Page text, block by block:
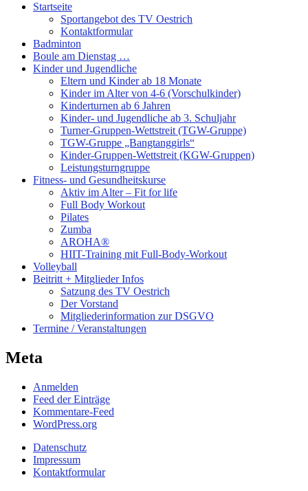
Startseite
Sportangebot des TV Oestrich
Kontaktformular
Badminton
Boule am Dienstag …
Kinder und Jugendliche
Eltern und Kinder ab 18 Monate
Kinder im Alter von 4-6 (Vorschulkinder)
Kinderturnen ab 6 Jahren
Kinder- und Jugendliche ab 3. Schuljahr
Turner-Gruppen-Wettstreit (TGW-Gruppe)
TGW-Gruppe „Bangtanggirls“
Kinder-Gruppen-Wettstreit (KGW-Gruppen)
Leistungsturngruppe
Fitness- und Gesundheitskurse
Aktiv im Alter – Fit for life
Full Body Workout
Pilates
Zumba
AROHA®
HIIT-Training mit Full-Body-Workout
Volleyball
Beitritt + Mitglieder Infos
Satzung des TV Oestrich
Der Vorstand
Mitgliederinformation zur DSGVO
Termine / Veranstaltungen
Meta
Anmelden
Feed der Einträge
Kommentare-Feed
WordPress.org
Datenschutz
Impressum
Kontaktformular